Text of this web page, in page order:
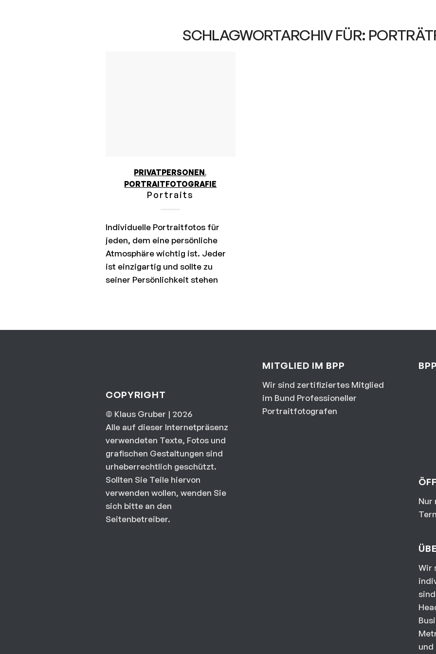
SCHLAGWORTARCHIV FÜR:
PRIVATPERSONEN,
PORTRAITFOTOGRAFIE
Portraits
Individuelle Portraitfotos für
jeden, dem eine persönliche
Atmosphäre wichtig ist. Jeder
ist einzigartig und sollte zu
seiner Persönlichkeit stehen
COPYRIGHT
© Klaus Gruber | 2026
Alle auf dieser Internetpräsenz
verwendeten Texte, Fotos und
grafischen Gestaltungen sind
urheberrechtlich geschützt.
Sollten Sie Teile hiervon
verwenden wollen, wenden Sie
sich bitte an den
Seitenbetreiber.
MITGLIED IM BPP
Wir sind zertifiziertes Mitglied
im Bund Professioneller
Portraitfotografen
Nur
Wir
und